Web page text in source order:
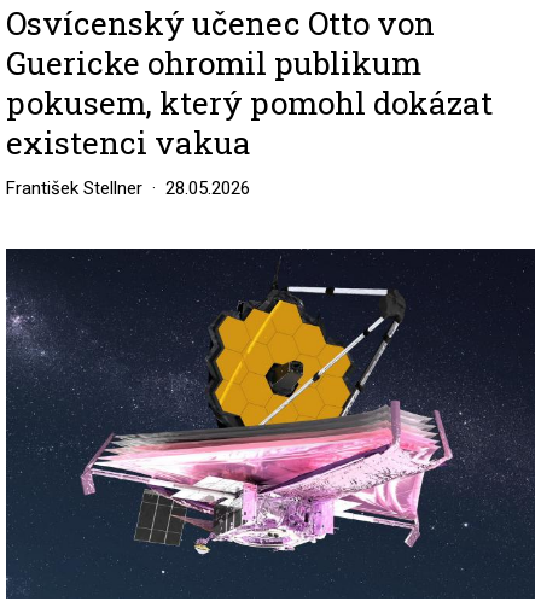
Osvícenský učenec Otto von
Guericke ohromil publikum
pokusem, který pomohl dokázat
existenci vakua
František Stellner 28.05.2026
Image